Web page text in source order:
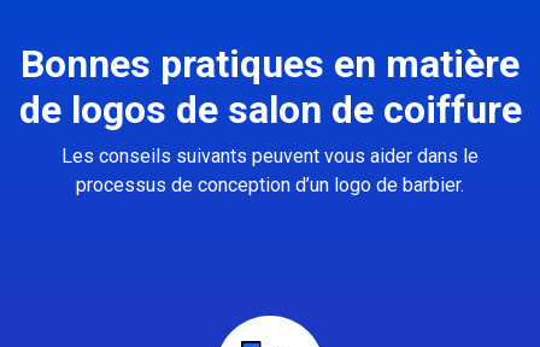
Bonnes pratiques en matière
de logos de salon de coiffure
Les conseils suivants peuvent vous aider dans le
processus de conception d’un logo de barbier.